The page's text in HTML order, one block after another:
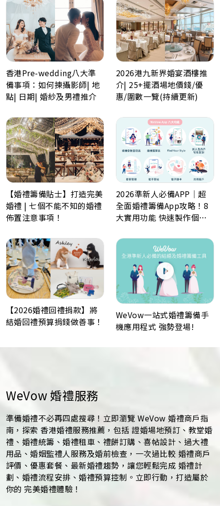
香港Pre-wedding八大準
備事項：如何揀攝影師| 地
點| 日期| 婚紗及男禮推介
2026港九新界婚宴酒樓推
介| 25+擺酒場地價錢/優
惠/圍數一覽(持續更新)
【婚禮籌備貼士】打造完美
婚禮 | 七個不能不知的婚禮
佈置注意事項！
2026準新人必備APP｜超
全面婚禮籌備App攻略！8
大實用功能 快速製作個人
數日程表、預算表、婚禮商
戶一鍵查詢
【2026婚禮回禮捐款】將
結婚回禮預算捐錢做善事！
WeVow一站式婚禮籌備手
機應用程式 強勢登場!
WeVow 婚禮服務
準備婚禮不必再四處搜尋！立即瀏覽 WeVow 婚禮商戶指
南，探索 香港婚禮服務推薦，包括 證婚場地預訂、教堂婚
禮、婚禮統籌、婚禮租車、禮餅訂購、喜帖設計、過大禮
用品、婚姻監禮人服務及婚前檢查，一次過比較 婚禮商戶
評價、優惠套餐、最新婚禮趨勢，讓您輕鬆完成 婚禮計
劃、婚禮流程安排、婚禮預算控制。立即行動，打造屬於
你的 完美婚禮體驗！